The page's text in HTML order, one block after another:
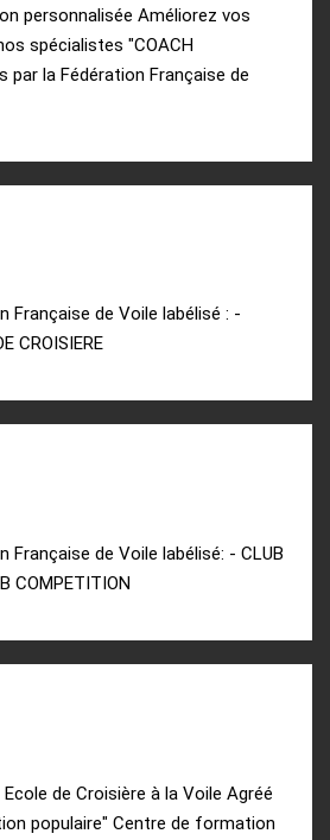
personnalisée Améliorez vos
spécialistes "COACH
par la Fédération Française de
Française de Voile labélisé : -
CROISIERE
Française de Voile labélisé: - CLUB
COMPETITION
de Croisière à la Voile Agréé
populaire" Centre de formation